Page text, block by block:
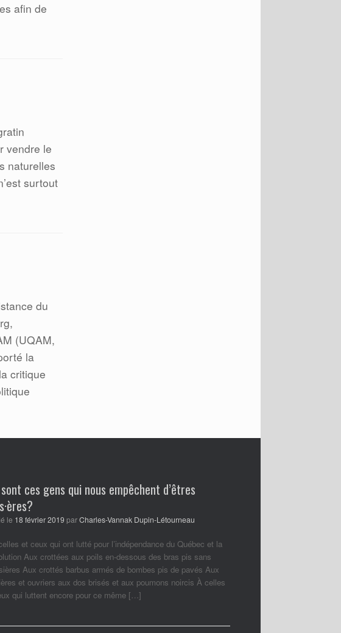
afin de
vendre le
naturelles
surtout
du
(UQAM,
la
critique
ces gens qui nous empêchent d’êtres
le 18 février 2019 parCharles-Vannak Dupin-Létourneau
et ceux qui ont lutté pour l’indépendance du Québec et la
Aux crottées aux poils en-dessous des bras pis sans
Aux crottés barbus armés de bombes pis de pavés Aux
et ouvriers aux dos brisés et aux poumons noircis À celles
qui luttent encore pour ce même […]